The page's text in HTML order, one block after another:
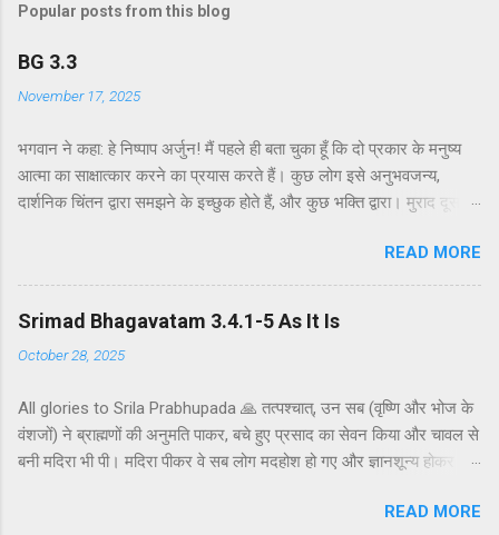
Popular posts from this blog
BG 3.3
November 17, 2025
भगवान ने कहा: हे निष्पाप अर्जुन! मैं पहले ही बता चुका हूँ कि दो प्रकार के मनुष्य
आत्मा का साक्षात्कार करने का प्रयास करते हैं। कुछ लोग इसे अनुभवजन्य,
दार्शनिक चिंतन द्वारा समझने के इच्छुक होते हैं, और कुछ भक्ति द्वारा। मुराद दूसरे
कर्मयोग या बुद्धियोग। इस श्लोक में भगवान इसे और भी स्पष्ट रूप से समझाते हैं।
सांख्ययोग, अर्थात् आत्मा और पदार्थ की प्रकृति का विश्लेषणात्मक अध्ययन, उन
लोगों के लिए विषय है जो प्रयोगात्मक ज्ञान और दर्शन द्वारा अनुमान लगाने और
समझने के इच्छुक हैं। दूसरे वर्ग के लोग कृष्णभावनामृत में कर्म करते हैं, जैसा कि
दूसरे अध्याय के इकसठवें श्लोक में बताया गया है। भगवान ने उनतीसवें श्लोक में भी
कर्म के बंधनों से मुक्त हो सकता है; और इसके अतिरिक्त, इस प्रक्रिया में कोई दोष
नहीं है। इकसठवें श्लोक में यही सिद्धांत अधिक स्पष्ट रूप से समझाया गया है - कि
यह बुद्धि-योग पूर्णतः परब्रह्म (या अधिक विशिष्ट रूप से, कृष्ण पर) ...
READ MORE
Srimad Bhagavatam 3.4.1-5 As It Is
October 28, 2025
All glories to Srila Prabhupada 🙏 तत्पश्चात्, उन सब (वृष्णि और भोज के
वंशजों) ने ब्राह्मणों की अनुमति पाकर, बचे हुए प्रसाद का सेवन किया और चावल से
बनी मदिरा भी पी। मदिरा पीकर वे सब लोग मदहोश हो गए और ज्ञानशून्य होकर
वैष्णवों को भव्य भोजन कराया जाता है, तो यजमान अतिथि की अनुमति के बाद ही
READ MORE